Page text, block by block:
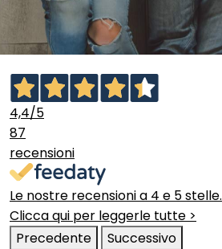
4,4/5
87
recensioni
Le nostre recensioni a 4 e 5 stelle.
Clicca qui per leggerle tutte >
Precedente
Successivo